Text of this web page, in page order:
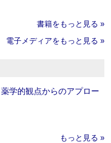
書籍をもっと見る »
電子メディアをもっと見る »
学的観点からのアプロー
もっと見る »